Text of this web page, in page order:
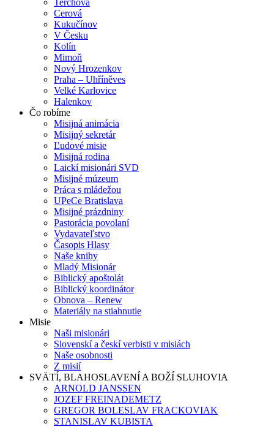
Terchová
Cerová
Kukučínov
V Česku
Kolín
Mimoň
Nový Hrozenkov
Praha – Uhříněves
Velké Karlovice
Halenkov
Čo robíme
Misijná animácia
Misijný sekretár
Ľudové misie
Misijná rodina
Laickí misionári SVD
Misijné múzeum
Práca s mládežou
UPeCe Bratislava
Misijné prázdniny
Pastorácia povolaní
Vydavateľstvo
Časopis Hlasy
Naše knihy
Mladý Misionár
Biblický apoštolát
Biblický koordinátor
Obnova – Renew
Materiály na stiahnutie
Misie
Naši misionári
Slovenskí a českí verbisti v misiách
Naše osobnosti
Z misií
SVÄTÍ, BLAHOSLAVENÍ A BOŽÍ SLUHOVIA
ARNOLD JANSSEN
JOZEF FREINADEMETZ
GREGOR BOLESLAV FRACKOVIAK
STANISLAV KUBISTA